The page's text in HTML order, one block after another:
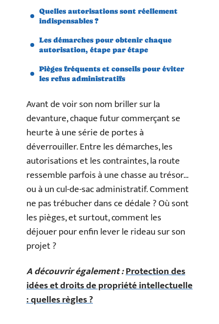
Quelles autorisations sont réellement
indispensables ?
Les démarches pour obtenir chaque
autorisation, étape par étape
Pièges fréquents et conseils pour éviter
les refus administratifs
Avant de voir son nom briller sur la
devanture, chaque futur commerçant se
heurte à une série de portes à
déverrouiller. Entre les démarches, les
autorisations et les contraintes, la route
ressemble parfois à une chasse au trésor…
ou à un cul-de-sac administratif. Comment
ne pas trébucher dans ce dédale ? Où sont
les pièges, et surtout, comment les
déjouer pour enfin lever le rideau sur son
projet ?
A découvrir également :Protection des
idées et droits de propriété intellectuelle
: quelles règles ?